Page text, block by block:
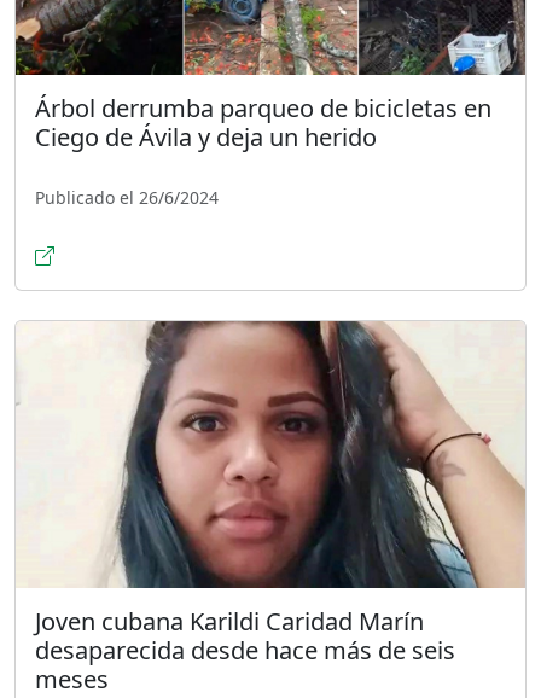
Árbol derrumba parqueo de bicicletas en
Ciego de Ávila y deja un herido
Publicado el 26/6/2024
Joven cubana Karildi Caridad Marín
desaparecida desde hace más de seis
meses